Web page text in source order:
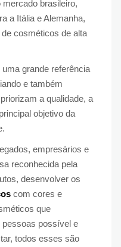
brasileiro,
a Itália e Alemanha,
cosméticos de alta
grande referência
e também
a qualidade, a
objetivo da
empresários e
reconhecida pela
desenvolver os
com cores e
que
possível e
todos esses são